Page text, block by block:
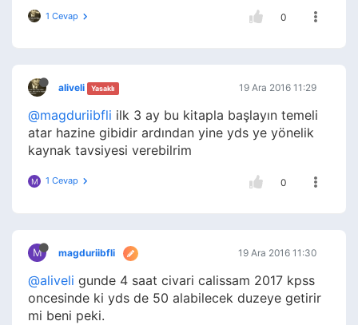
1 Cevap 0
aliveli Yasaklı 19 Ara 2016 11:29
@magduriibfli ilk 3 ay bu kitapla başlayın temeli
atar hazine gibidir ardından yine yds ye yönelik
kaynak tavsiyesi verebilrim
M 1 Cevap 0
M magduriibfli 19 Ara 2016 11:30
@aliveli gunde 4 saat civari calissam 2017 kpss
oncesinde ki yds de 50 alabilecek duzeye getirir
mi beni peki.